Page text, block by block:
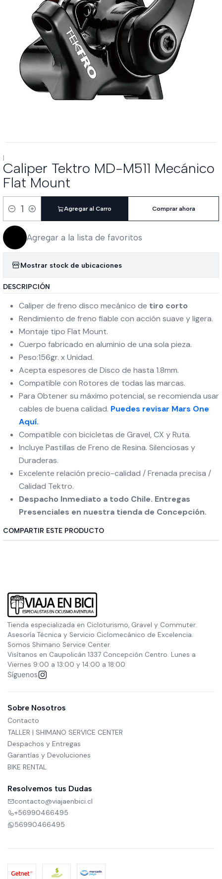
|
Caliper Tektro MD-M511 Mecánico
Flat Mount
Cantidad
Agregar al Carro Comprar ahora
Agregar a la lista de favoritos
Mostrar stock de ubicaciones
DESCRIPCIÓN
Caliper de freno disco mecánico de tiro corto
Rendimiento de freno fiable con acción suave y ligera.
Montaje tipo Flat Mount.
Cuerpo fabricado en aluminio de una sola pieza.
Peso:156gr. x Unidad.
Acepta espesores de Disco de hasta 1.8mm.
Compatible con Rotores de todas las marcas.
Para Obtener su máximo potencial, se recomienda usar
cables de buena calidad. Puedes revisar Mars One
Aquí.
Compatible con bicicletas de Gravel, CX y Ruta.
Incluye Pastillas de Freno de Resina. Silenciosas y
Duraderas.
Excelente relación precio-calidad / Frenada precisa /
Calidad Tektro.
Despacho Inmediato a todo Chile. Entregas
Presenciales en nuestra tienda de Concepción.
COMPARTIR ESTE PRODUCTO
Tienda especializada en Cicloturismo, Gravel y Commuter.
Asesoría Técnica y Servicio Ciclomecánico de Excelencia.
Somos Shimano Service Center.
Visítanos en Caupolicán 1337 Concepción Centro. Lunes a
Viernes 9:00 a 13:00 y 14:00 a 18:00
Síguenos
Sobre Nosotros
Contacto
TALLER | SHIMANO SERVICE CENTER
Despachos y Entregas
Garantías y Devoluciones
BIKE RENTAL
Resolvemos tus Dudas
contacto@viajaenbici.cl
+56990466495
56990466495